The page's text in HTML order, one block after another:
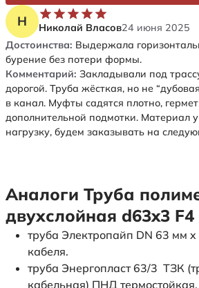
Н Николай Власов24 июня 2025
Достоинства: Выдержала
бурение без потери формы.
Комментарий: Закладывали под
дорогой. Труба жёсткая, но не
в канал. Муфты садятся плотно,
дополнительной подмотки. Материал
нагрузку, будем заказывать на
Аналоги Труба
двухслойная d63x3 F4
труба Электропайп DN 63 мм
кабеля.
труба Энергопласт 63/3 ТЗК
кабельная) ПНД термостойкая.